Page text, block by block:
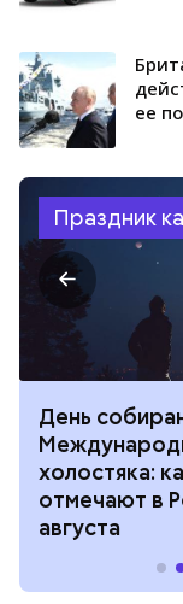
ее
Праздник
День
холостяка:
отмечают в
августа